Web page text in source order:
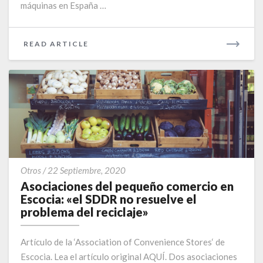
máquinas en España …
READ ARTICLE
Otros /22 Septiembre, 2020Asociaciones
del
pequeño
comercio
en
«el
SDDR
Asociaciones del pequeño comercio en
Escocia: «el SDDR no resuelve el
problema del reciclaje»
Artículo de la ‘Association of Convenience Stores‘ de
Escocia. Lea el artículo original AQUÍ. Dos asociaciones